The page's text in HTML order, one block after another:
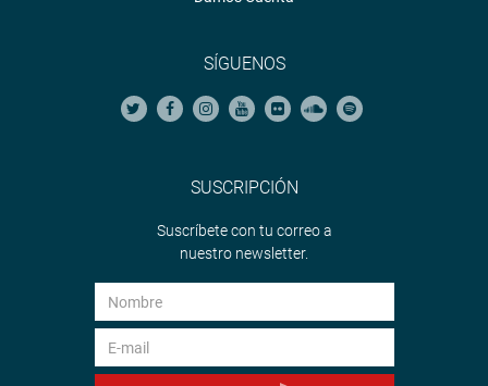
SÍGUENOS
SUSCRIPCIÓN
Suscríbete con tu correo a
nuestro newsletter.